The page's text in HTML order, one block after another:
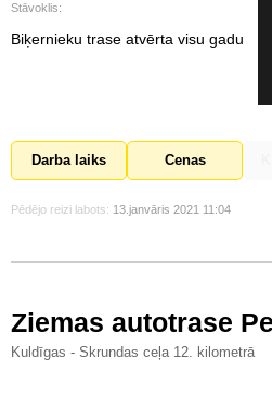
Stāvoklis:
Biķernieku trase atvērta visu gadu
Darba laiks Cenas
Pēdējo reizi labots: 13.janvāris 2021 11:04
Ziemas autotrase
Kuldīgas - Skrundas ceļa 12. kilometrā